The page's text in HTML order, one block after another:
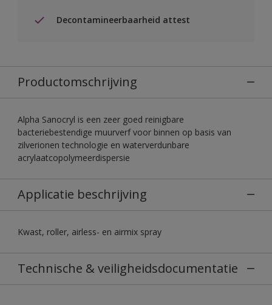
Decontamineerbaarheid attest
Productomschrijving
Alpha Sanocryl is een zeer goed reinigbare
bacteriebestendige muurverf voor binnen op basis van
zilverionen technologie en waterverdunbare
acrylaatcopolymeerdispersie
Applicatie beschrijving
Kwast, roller, airless- en airmix spray
Technische & veiligheidsdocumentatie